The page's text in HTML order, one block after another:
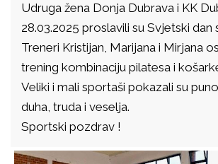
Udruga žena Donja Dubrava i KK
28.03.2025 proslavili su Svjetski dan
Treneri Kristijan, Marijana i Mirjana
trening kombinaciju pilatesa i
Veliki i mali sportaši pokazali su
duha, truda i veselja.
Sportski pozdrav !